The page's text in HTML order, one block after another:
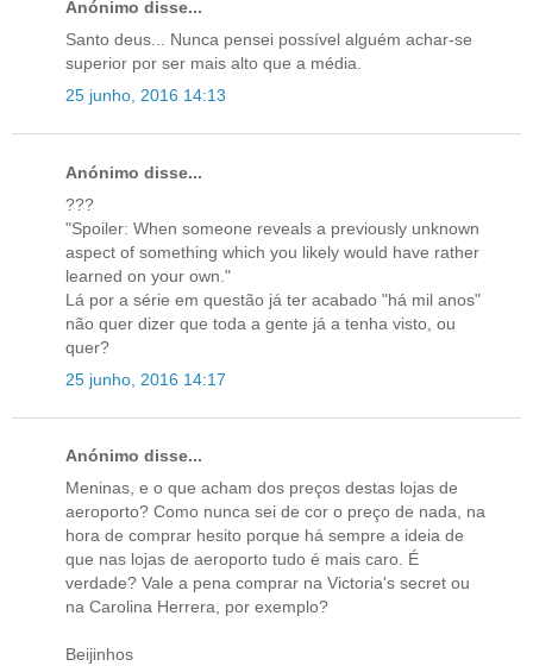
Anónimo disse...
Santo deus... Nunca pensei possível alguém achar-se
superior por ser mais alto que a média.
25 junho, 2016 14:13
Anónimo disse...
???
"Spoiler: When someone reveals a previously unknown
aspect of something which you likely would have rather
learned on your own."
Lá por a série em questão já ter acabado "há mil anos"
não quer dizer que toda a gente já a tenha visto, ou
quer?
25 junho, 2016 14:17
Anónimo disse...
Meninas, e o que acham dos preços destas lojas de
aeroporto? Como nunca sei de cor o preço de nada, na
hora de comprar hesito porque há sempre a ideia de
que nas lojas de aeroporto tudo é mais caro. É
verdade? Vale a pena comprar na Victoria's secret ou
na Carolina Herrera, por exemplo?
Beijinhos